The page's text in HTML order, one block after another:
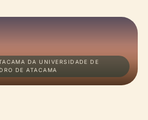
DA UNIVERSIDADE DE
DE ATACAMA